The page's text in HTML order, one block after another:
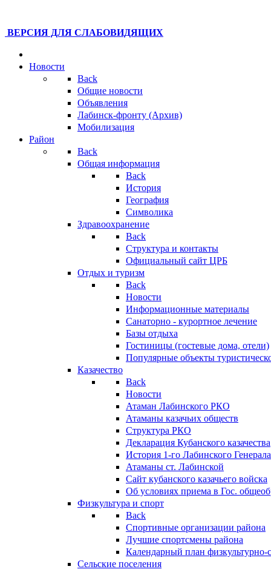
ВЕРСИЯ ДЛЯ СЛАБОВИДЯЩИХ
Новости
Back
Общие новости
Объявления
Лабинск-фронту (Архив)
Мобилизация
Район
Back
Общая информация
Back
История
География
Символика
Здравоохранение
Back
Структура и контакты
Официальный сайт ЦРБ
Отдых и туризм
Back
Новости
Информационные материалы
Санаторно - курортное лечение
Базы отдыха
Гостиницы (гостевые дома, отели)
Популярные объекты
Казачество
Back
Новости
Атаман Лабинского РКО
Атаманы казачьих обществ
Структура РКО
Декларация Кубанского казачества
История 1-го Лабинского
Атаманы ст. Лабинской
Cайт кубанского казачьего войска
Об условиях приема в Гос.
Физкультура и спорт
Back
Спортивные организации района
Лучшие спортсмены района
Календарный план
Сельские поселения